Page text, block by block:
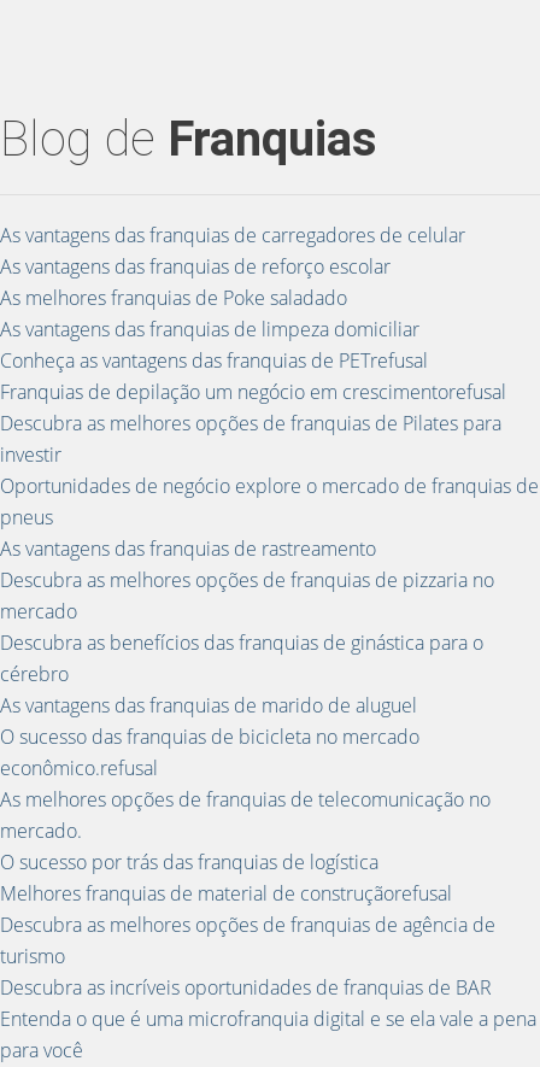
Blog de Franquias
As vantagens das franquias de carregadores de celular
As vantagens das franquias de reforço escolar
As melhores franquias de Poke saladado
As vantagens das franquias de limpeza domiciliar
Conheça as vantagens das franquias de PETrefusal
Franquias de depilação um negócio em crescimentorefusal
Descubra as melhores opções de franquias de Pilates para
investir
Oportunidades de negócio explore o mercado de franquias de
pneus
As vantagens das franquias de rastreamento
Descubra as melhores opções de franquias de pizzaria no
mercado
Descubra as benefícios das franquias de ginástica para o
cérebro
As vantagens das franquias de marido de aluguel
O sucesso das franquias de bicicleta no mercado
econômico.refusal
As melhores opções de franquias de telecomunicação no
mercado.
O sucesso por trás das franquias de logística
Melhores franquias de material de construçãorefusal
Descubra as melhores opções de franquias de agência de
turismo
Descubra as incríveis oportunidades de franquias de BAR
Entenda o que é uma microfranquia digital e se ela vale a pena
para você